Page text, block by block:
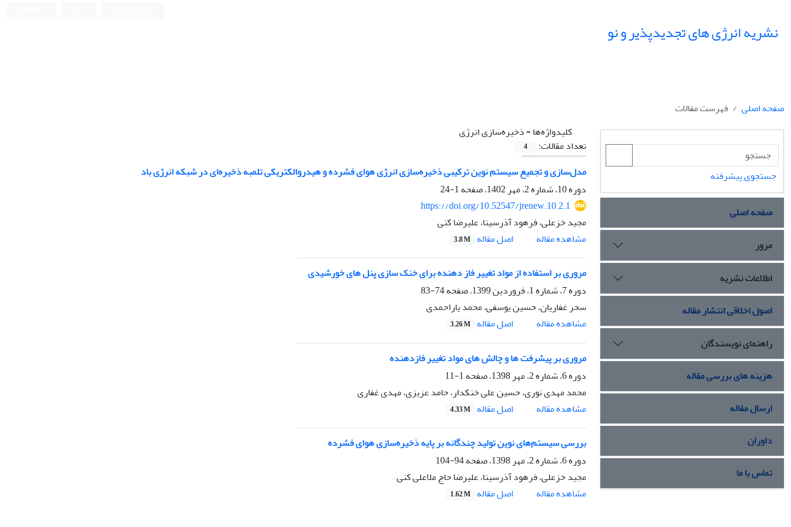
نشریه انرژی های تجدیدپذیر و نو
صفحه اصلی
فهرست مقالات
کلیدواژه‌ها =ذخیره‌سازی انرژی
تعداد مقالات:
4
مدل‌سازی و تجمیع سیستم نوین ترکیبی ذخیره‌سازی انرژی هوای فشرده و هیدروالکتریکی تلمبه ذخیره‌ای در شبکه انرژی باد
دوره 10، شماره 2، مهر 1402، صفحه
1-24
https://doi.org/10.52547/jrenew.10.2.1
مجید خزعلی، فرهود آذرسینا، علیرضا کنی
مشاهده مقاله
اصل مقاله 3.8 M
مروری بر استفاده از مواد تغییر فاز دهنده برای خنک سازی پنل های خورشیدی
دوره 7، شماره 1، فروردین 1399، صفحه
74-83
سحر غفاریان، حسین یوسفی، محمد یاراحمدی
مشاهده مقاله
اصل مقاله 3.26 M
مروری بر پیشرفت ها و چالش های مواد تغییر فازدهنده
دوره 6، شماره 2، مهر 1398، صفحه
1-11
محمد مهدی نوری، حسین علی خنکدار، حامد عزیزی، مهدی غفاری
مشاهده مقاله
اصل مقاله 4.33 M
بررسی سیستم‌های نوین تولید چندگانه بر پایه ذخیره‌سازی هوای فشرده
دوره 6، شماره 2، مهر 1398، صفحه
94-104
مجید خزعلی، فرهود آذرسینا، علیرضا حاج ملاعلی کنی
مشاهده مقاله
اصل مقاله 1.62 M
جستجوی پیشرفته
صفحه اصلی
مرور
اطلاعات نشریه
اصول اخلاقی انتشار مقاله
راهنمای نویسندگان
هزینه های بررسی مقاله
ارسال مقاله
داوران
تماس با ما